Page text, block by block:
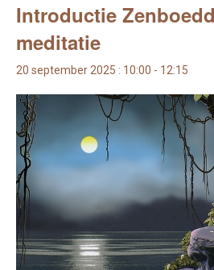
Introductie
meditatie
20 september 2025 : 10:00 - 12:15